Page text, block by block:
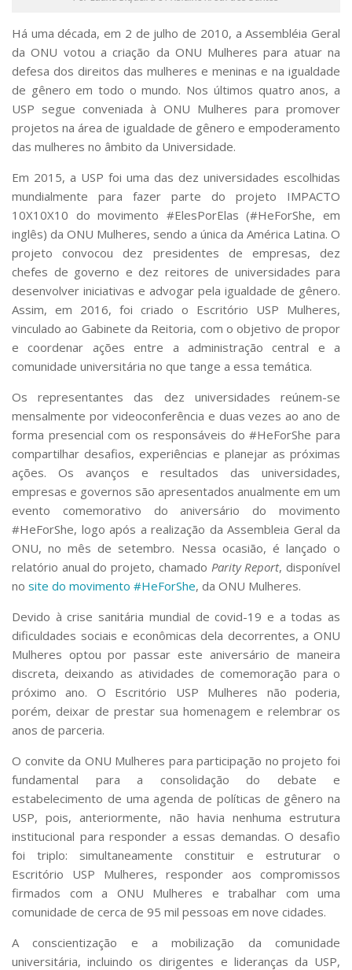
Bibliotecas
Apoio ao Estudante
Segurança, Trânsito e Prevenção
RH, Administrativo e Financeiro
Outros serviços
Comunicação
Assessorias e Mídias
Jornal da USP
Agenda de Eventos
Defesa de Teses
Há uma década, em 2 de julho de 2010, a Assembléia Geral
da ONU votou a criação da ONU Mulheres para atuar na
defesa dos direitos das mulheres e meninas e na igualdade
de gênero em todo o mundo. Nos últimos quatro anos, a
USP segue conveniada à ONU Mulheres para promover
projetos na área de igualdade de gênero e empoderamento
das mulheres no âmbito da Universidade.
Em 2015, a USP foi uma das dez universidades escolhidas
mundialmente para fazer parte do projeto IMPACTO
10X10X10 do movimento #ElesPorElas (#HeForShe, em
inglês) da ONU Mulheres, sendo a única da América Latina. O
projeto convocou dez presidentes de empresas, dez
chefes de governo e dez reitores de universidades para
desenvolver iniciativas e advogar pela igualdade de gênero.
Assim, em 2016, foi criado o Escritório USP Mulheres,
vinculado ao Gabinete da Reitoria, com o objetivo de propor
e coordenar ações entre a administração central e a
comunidade universitária no que tange a essa temática.
Os representantes das dez universidades reúnem-se
mensalmente por videoconferência e duas vezes ao ano de
forma presencial com os responsáveis do #HeForShe para
compartilhar desafios, experiências e planejar as próximas
ações. Os avanços e resultados das universidades,
empresas e governos são apresentados anualmente em um
evento comemorativo do aniversário do movimento
#HeForShe, logo após a realização da Assembleia Geral da
ONU, no mês de setembro. Nessa ocasião, é lançado o
relatório anual do projeto, chamado Parity Report, disponível
no site do movimento #HeForShe, da ONU Mulheres.
Devido à crise sanitária mundial de covid-19 e a todas as
dificuldades sociais e econômicas dela decorrentes, a ONU
Mulheres optou por passar este aniversário de maneira
discreta, deixando as atividades de comemoração para o
próximo ano. O Escritório USP Mulheres não poderia,
porém, deixar de prestar sua homenagem e relembrar os
anos de parceria.
O convite da ONU Mulheres para participação no projeto foi
fundamental para a consolidação do debate e
estabelecimento de uma agenda de políticas de gênero na
USP, pois, anteriormente, não havia nenhuma estrutura
institucional para responder a essas demandas. O desafio
foi triplo: simultaneamente constituir e estruturar o
Escritório USP Mulheres, responder aos compromissos
firmados com a ONU Mulheres e trabalhar com uma
comunidade de cerca de 95 mil pessoas em nove cidades.
A conscientização e a mobilização da comunidade
universitária, incluindo os dirigentes e lideranças da USP,